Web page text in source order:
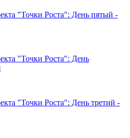
"Точки Роста": День пятый -
"Точки Роста": День
"Точки Роста": День третий -